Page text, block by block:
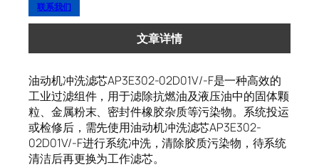
联系我们
文章详情
油动机冲洗滤芯AP3E302-02D01V/-F是一种高效的
工业过滤组件，用于滤除抗燃油及液压油中的固体颗
粒、金属粉末、密封件橡胶杂质等污染物。系统投运
或检修后，需先使用油动机冲洗滤芯AP3E302-
02D01V/-F进行系统冲洗，清除胶质污染物，待系统
清洁后再更换为工作滤芯。